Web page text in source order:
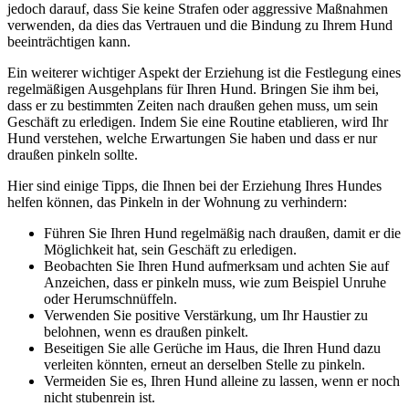
jedoch darauf, dass Sie keine Strafen oder aggressive Maßnahmen
verwenden, da dies das Vertrauen und die Bindung zu Ihrem Hund
beeinträchtigen kann.
Ein weiterer wichtiger Aspekt der Erziehung ist die Festlegung eines
regelmäßigen Ausgehplans für Ihren Hund. Bringen Sie ihm bei,
dass er zu bestimmten Zeiten nach draußen gehen muss, um sein
Geschäft zu erledigen. Indem Sie eine Routine etablieren, wird Ihr
Hund verstehen, welche Erwartungen Sie haben und dass er nur
draußen pinkeln sollte.
Hier sind einige Tipps, die Ihnen bei der Erziehung Ihres Hundes
helfen können, das Pinkeln in der Wohnung zu verhindern:
Führen Sie Ihren Hund regelmäßig nach draußen, damit er die
Möglichkeit hat, sein Geschäft zu erledigen.
Beobachten Sie Ihren Hund aufmerksam und achten Sie auf
Anzeichen, dass er pinkeln muss, wie zum Beispiel Unruhe
oder Herumschnüffeln.
Verwenden Sie positive Verstärkung, um Ihr Haustier zu
belohnen, wenn es draußen pinkelt.
Beseitigen Sie alle Gerüche im Haus, die Ihren Hund dazu
verleiten könnten, erneut an derselben Stelle zu pinkeln.
Vermeiden Sie es, Ihren Hund alleine zu lassen, wenn er noch
nicht stubenrein ist.